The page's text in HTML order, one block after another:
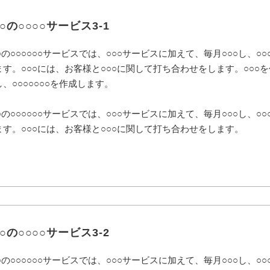
の○○○○サービス3-1
○○○○○○サービスでは、○○○サービスに加えて、毎月○○○し、
す。○○○には、お客様と○○○に関して打ち合わせをします。○○○
、○○○○○○○を作成します。
○○○○○○サービスでは、○○○サービスに加えて、毎月○○○し、
す。○○○には、お客様と○○○に関して打ち合わせをします。
の○○○○サービス3-2
○○○○○○サービスでは、○○○サービスに加えて、毎月○○○し、